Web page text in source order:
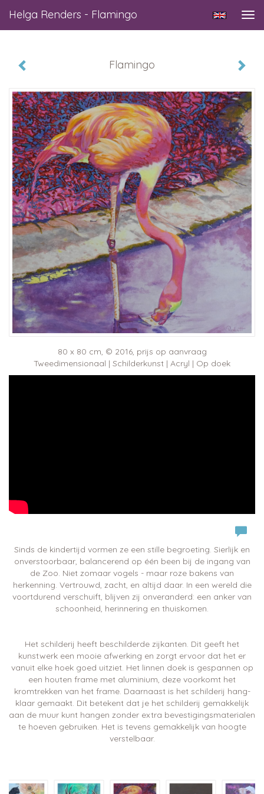
Helga Renders - Flamingo
Flamingo
80 x 80 cm, © 2016, prijs op aanvraag
Tweedimensionaal | Schilderkunst | Acryl | Op doek
Sinds de kindertijd vormen ze een stille begroeting. Sierlijk en
onverstoorbaar, balancerend op één been bij de ingang van
de Zoo. Niet zomaar vogels - maar roze bakens van
herkenning. Vertrouwd, zacht, en altijd daar. In een wereld die
voortdurend verschuift, blijven zij onveranderd: een anker van
schoonheid, herinnering en thuiskomen.
Het schilderij heeft beschilderde zijkanten. Dit geeft het
kunstwerk een mooie afwerking en zorgt ervoor dat het er
vanuit elke hoek goed uitziet. Het linnen doek is gespannen op
een houten frame met aluminium, deze voorkomt het
kromtrekken van het frame. Daarnaast is het schilderij hang-
klaar gemaakt. Dit betekent dat je het schilderij gemakkelijk
aan de muur kunt hangen zonder extra bevestigingsmaterialen
te hoeven gebruiken. Het is tevens gemakkelijk van hoogte
verstelbaar.